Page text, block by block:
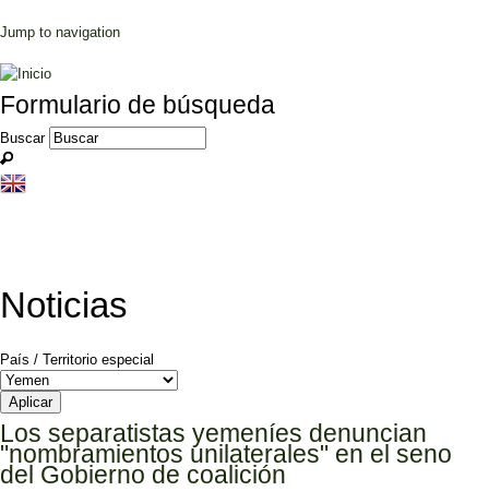
Jump to navigation
Formulario de búsqueda
Buscar
Noticias
País / Territorio especial
Los separatistas yemeníes denuncian
"nombramientos unilaterales" en el seno
del Gobierno de coalición